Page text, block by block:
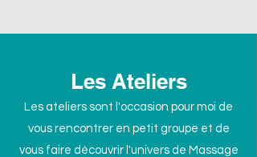
Les Ateliers
Les ateliers sont l'occasion pour moi de
vous rencontrer en petit groupe et de
vous faire découvrir l'univers de Massage